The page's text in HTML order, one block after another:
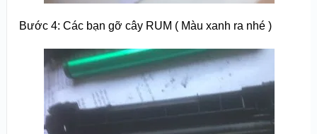
Bước 4: Các bạn gỡ cây RUM ( Màu xanh ra nhé )